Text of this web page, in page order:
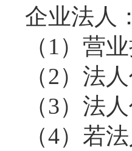
企业法人
（1）营
（2）法
（3）法
（4）若